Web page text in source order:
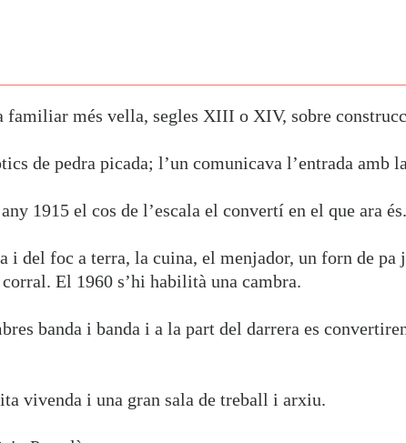
familiar més vella, segles XIII o XIV, sobre
de pedra picada; l’un comunicava l’entrada amb
1915 el cos de l’escala el convertí en el que ara és.
i del foc a terra, la cuina, el menjador, un forn de pa
El 1960 s’hi habilità una cambra.
banda i banda i a la part del darrera es
vivenda i una gran sala de treball i arxiu.